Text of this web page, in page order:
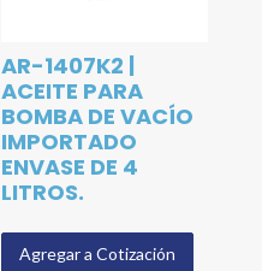
AR-1407K2 |
ACEITE PARA
BOMBA DE VACÍO
IMPORTADO
ENVASE DE 4
LITROS.
Agregar a Cotización